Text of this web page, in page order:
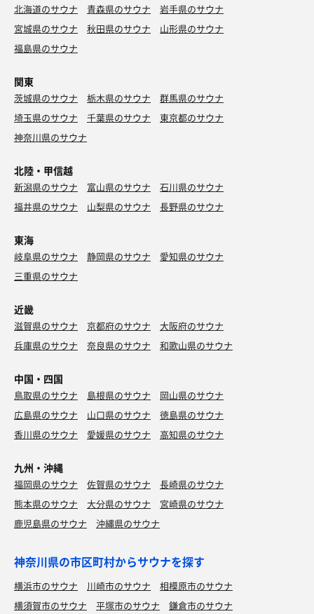
北海道のサウナ 青森県のサウナ
岩手県のサウナ
宮城県のサウナ
秋田県のサウナ
山形県のサウナ
福島県のサウナ
関東
茨城県のサウナ 栃木県のサウナ
群馬県のサウナ
埼玉県のサウナ
千葉県のサウナ
東京都のサウナ
神奈川県のサウナ
北陸・甲信越
新潟県のサウナ 富山県のサウナ
石川県のサウナ
福井県のサウナ
山梨県のサウナ 長野県のサウナ
東海
岐阜県のサウナ 静岡県のサウナ
愛知県のサウナ
三重県のサウナ
近畿
滋賀県のサウナ 京都府のサウナ
大阪府のサウナ
兵庫県のサウナ
奈良県のサウナ 和歌山県のサウナ
中国・四国
鳥取県のサウナ 島根県のサウナ
岡山県のサウナ
広島県のサウナ
山口県のサウナ
徳島県のサウナ
香川県のサウナ
愛媛県のサウナ 高知県のサウナ
九州・沖縄
福岡県のサウナ 佐賀県のサウナ
長崎県のサウナ
熊本県のサウナ
大分県のサウナ
宮崎県のサウナ
鹿児島県のサウナ
沖縄県のサウナ
神奈川県の市区町村からサウナを探す
横浜市のサウナ 川崎市のサウナ
相模原市のサウナ
横須賀市のサウナ
平塚市のサウナ
鎌倉市のサウナ